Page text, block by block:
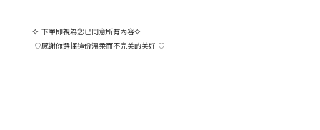
⟡ 下單即視為您已同意所有內容⟡
♡感謝你選擇這份溫柔而不完美的美好 ♡